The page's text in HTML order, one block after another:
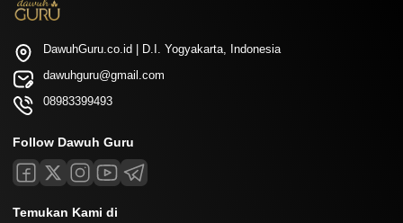
DawuhGuru.co.id | D.I. Yogyakarta, Indonesia
dawuhguru@gmail.com
08983399493
Follow Dawuh Guru
Temukan Kami di